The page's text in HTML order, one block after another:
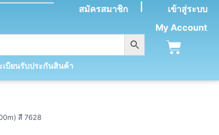
สมัครสมาชิก
เข้าสู่ระบบ
My Account
เบียนรับประกันสินค้า
สี 7628